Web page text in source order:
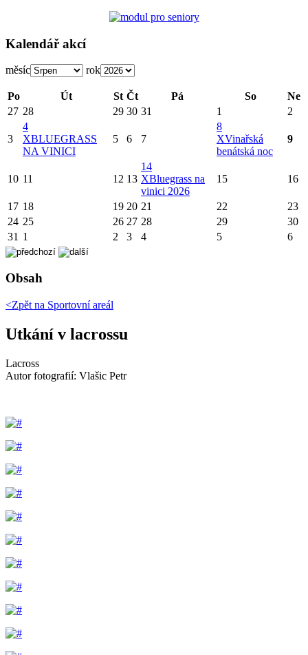
Kalendář akcí
měsíc rok
Po Út St Čt Pá So
Ne
27 28 29 30 31 1 2
3
4
XBLUEGRASS
NA VINICI
5 6 7
8
XVinařská
benátská noc
9
10 11 12 13
14
XBluegrass na
vinici 2026
15 16
17 18 19 20 21 22
23
24 25 26 27 28 29
30
31 1 2 3 4 5 6
Obsah
<Zpět na Sportovní areál
Utkání v lacrossu
Lacross
Autor fotografií: Vlašic Petr